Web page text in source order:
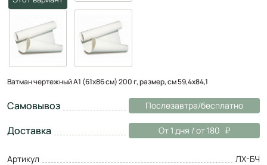
Ватман чертежный А1 (61x86 см) 200 г, размер, см 59,4х84,1
Самовывоз Послезавтра/бесплатно
Доставка От 1 дня / от 180
Артикул
ЛХ-БЧ